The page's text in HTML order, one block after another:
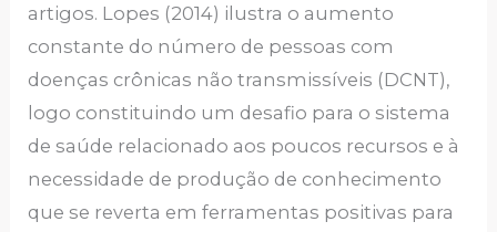
artigos. Lopes (2014) ilustra o aumento
constante do número de pessoas com
doenças crônicas não transmissíveis (DCNT),
logo constituindo um desafio para o sistema
de saúde relacionado aos poucos recursos e à
necessidade de produção de conhecimento
que se reverta em ferramentas positivas para